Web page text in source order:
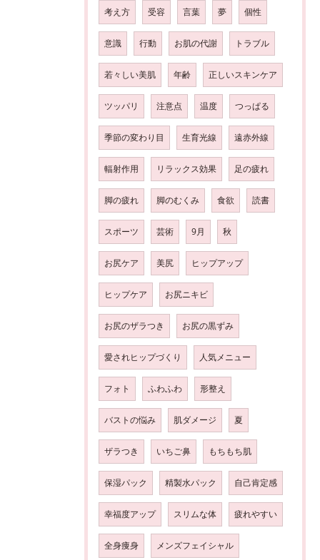
考え方 受容 言葉 夢 個性
意識 行動 お肌の代謝 トラブル
若々しい美肌 年齢 正しいスキンケア
ツッパリ 注意点 温度 つっぱる
季節の変わり目 生育光線 遠赤外線
輻射作用 リラックス効果 足の疲れ
脚の疲れ 脚のむくみ 食欲 読書
スポーツ 芸術 9月 秋
お尻ケア 美尻 ヒップアップ
ヒップケア お尻ニキビ
お尻のザラつき お尻の黒ずみ
愛されヒップづくり 人気メニュー
フォト ふわふわ 形整え
バストの悩み 肌ダメージ 夏
ザラつき いちご鼻 もちもち肌
保湿パック 精製水パック 自己肯定感
幸福度アップ スリムな体 疲れやすい
全身痩身 メンズフェイシャル